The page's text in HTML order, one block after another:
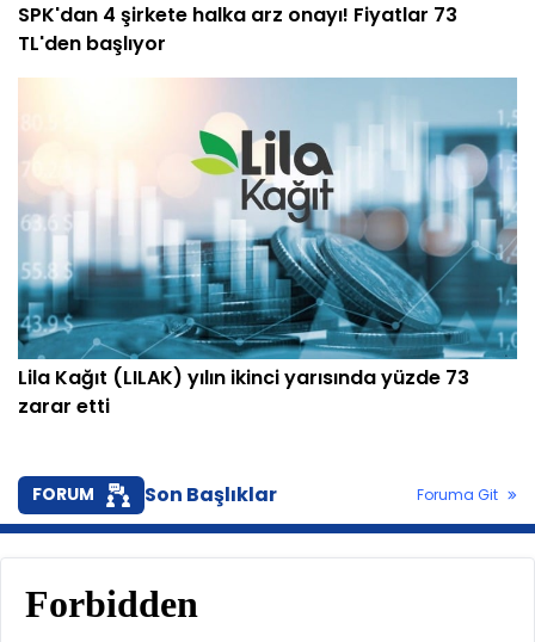
SPK'dan 4 şirkete halka arz onayı! Fiyatlar 73
TL'den başlıyor
Lila Kağıt (LILAK) yılın ikinci yarısında yüzde 73
zarar etti
FORUM Son Başlıklar Foruma Git